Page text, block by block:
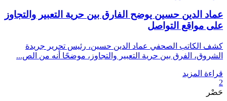
عماد الدين حسين يوضح الفارق بين حرية التعبير والتجاوز
على مواقع التواصل
كشف الكاتب الصحفي عماد الدين حسين، رئيس تحرير جريدة
الشروق، الفرق بين حرية التعبير والتجاوز، موضحًا أنه من الص...
قراءة المزيد
2
حَصْر